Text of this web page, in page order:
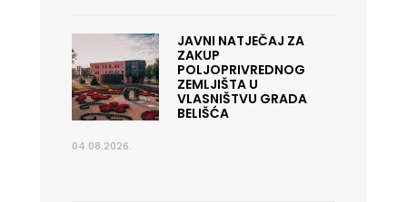
JAVNI NATJEČAJ ZA
ZAKUP
POLJOPRIVREDNOG
ZEMLJIŠTA U
VLASNIŠTVU GRADA
BELIŠĆA
04.08.2026.